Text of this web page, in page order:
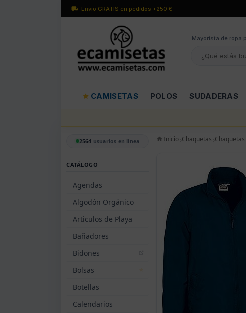
Envío GRATIS en pedidos +250 €
Mayorísta de ropa
CAMISETAS POLOS SUDADERAS
2564 usuarios en línea
CATÁLOGO
Agendas
Algodón Orgánico
Articulos de Playa
Bañadores
Bidones
Bolsas
Botellas
Calendarios
Inicio Chaquetas